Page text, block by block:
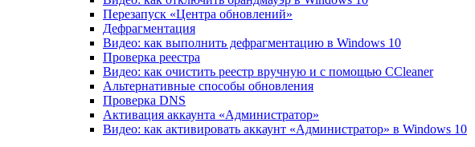
Перезапуск «Центра обновлений»
Дефрагментация
Видео: как выполнить дефрагментацию в Windows 10
Проверка реестра
Видео: как очистить реестр вручную и с помощью CCleaner
Альтернативные способы обновления
Проверка DNS
Активация аккаунта «Администратор»
Видео: как активировать аккаунт «Администратор» в Windows 10